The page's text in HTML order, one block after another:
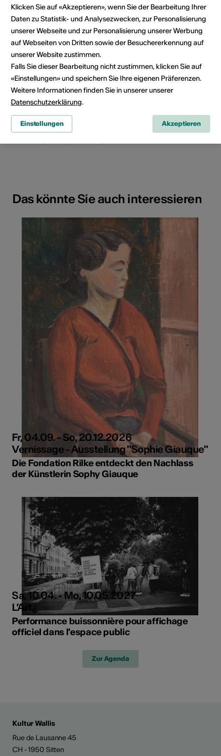
La Poste-Platz 4, 3930 Visp
Das könnte Sie auch interessieren
Fr, 04.09. - So, 20.12.2026
Vernissage - Ausstellung "Sophie Giauque"
Die Fondation Rilke entdeckt den Nachlass
der Künstlerin Sophy Giauque
Sa, 10.04. - Mo, 10.05.2027
L’Art¿
Performance buissonnière pour affichage
officiel dans l'espace public
Zur Agenda
Kultur Wallis
Rue de Lausanne 45
CH - 1950 Sitten
Klicken Sie auf «Akzeptieren», wenn Sie der Bearbeitung Ihrer
Daten zu Statistik- und Analysezwecken, zur Personalisierung
unserer Webseite und zur Personalisierung unserer Werbung
auf Webseiten von Dritten sowie der Besuchererkennung auf
unserer Website zustimmen.
Falls Sie dieser Bearbeitung nicht zustimmen, klicken Sie auf
«Einstellungen» und speichern Sie Ihre eigenen Präferenzen.
Weitere Informationen finden Sie in unserer unserer
Datenschutzerklärung.
Einstellungen Akzeptieren